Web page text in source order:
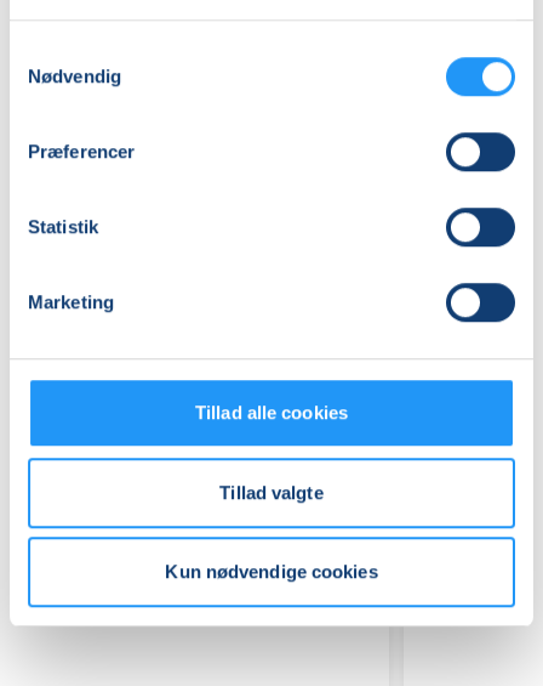
Nødvendig
Præferencer
Statistik
Marketing
Tillad alle cookies
Tillad valgte
Kun nødvendige cookies
Antal mødegange
(Skolekøkken)
Se på kort
Praktiske oplysninger
Relaterede hold